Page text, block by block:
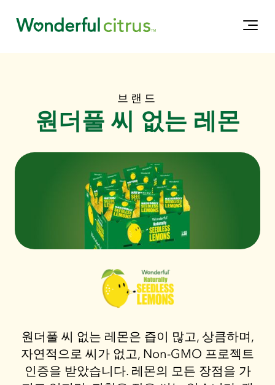
브랜드
원더풀 씨 없는 레몬
원더풀 씨 없는 레몬은 즙이 많고, 상큼하며,
자연적으로 씨가 없고, Non-GMO 프로젝트
인증을 받았습니다. 레몬의 모든 장점을 가